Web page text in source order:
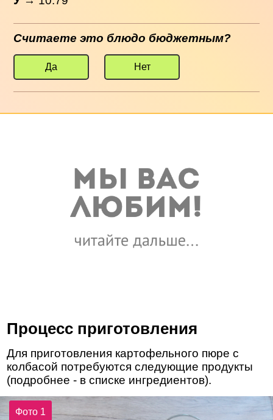
Считаете это блюдо бюджетным?
Да Нет
Процесс приготовления
Для приготовления картофельного пюре с
колбасой потребуются следующие продукты
(подробнее - в списке ингредиентов).
Фото 1